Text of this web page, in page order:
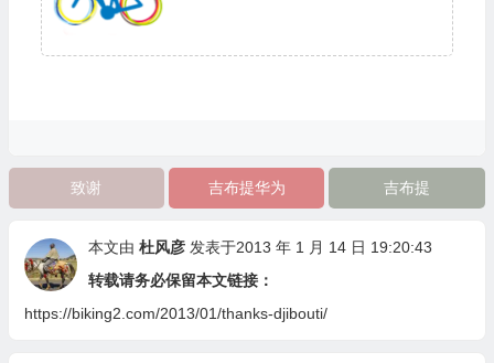
致谢 吉布提华为 吉布提
本文由 杜风彦 发表于2013 年 1 月 14 日 19:20:43
转载请务必保留本文链接：
https://biking2.com/2013/01/thanks-djibouti/